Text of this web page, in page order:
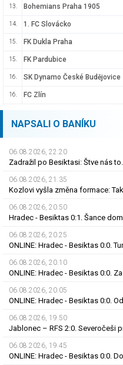
13. Bohemians Praha 1905
14. 1. FC Slovácko
15. FK Dukla Praha
15. FK Pardubice
16. SK Dynamo České Budějovice
16. FC Zlín
NAPSALI O BANÍKU
06.08.2026, 22.20
06.08.2026, 21.35
06.08.2026, 20.50
06.08.2026, 20.25
06.08.2026, 20.10
06.08.2026, 20.05
06.08.2026, 19.50
06.08.2026, 19.45